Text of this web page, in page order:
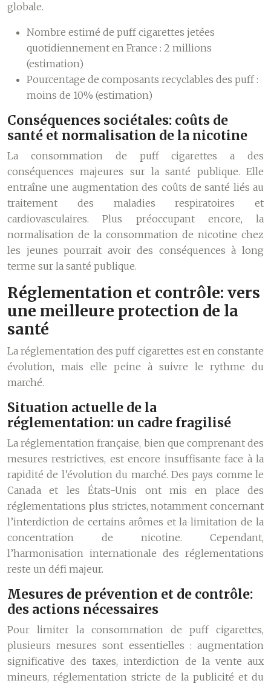
globale.
Nombre estimé de puff cigarettes jetées
quotidiennement en France : 2 millions
(estimation)
Pourcentage de composants recyclables des puff :
moins de 10% (estimation)
Conséquences sociétales: coûts de
santé et normalisation de la nicotine
La consommation de puff cigarettes a des
conséquences majeures sur la santé publique. Elle
entraîne une augmentation des coûts de santé liés au
traitement des maladies respiratoires et
cardiovasculaires. Plus préoccupant encore, la
normalisation de la consommation de nicotine chez
les jeunes pourrait avoir des conséquences à long
terme sur la santé publique.
Réglementation et contrôle: vers
une meilleure protection de la
santé
La réglementation des puff cigarettes est en constante
évolution, mais elle peine à suivre le rythme du
marché.
Situation actuelle de la
réglementation: un cadre fragilisé
La réglementation française, bien que comprenant des
mesures restrictives, est encore insuffisante face à la
rapidité de l’évolution du marché. Des pays comme le
Canada et les États-Unis ont mis en place des
réglementations plus strictes, notamment concernant
l’interdiction de certains arômes et la limitation de la
concentration de nicotine. Cependant,
l’harmonisation internationale des réglementations
reste un défi majeur.
Mesures de prévention et de contrôle:
des actions nécessaires
Pour limiter la consommation de puff cigarettes,
plusieurs mesures sont essentielles : augmentation
significative des taxes, interdiction de la vente aux
mineurs, réglementation stricte de la publicité et du